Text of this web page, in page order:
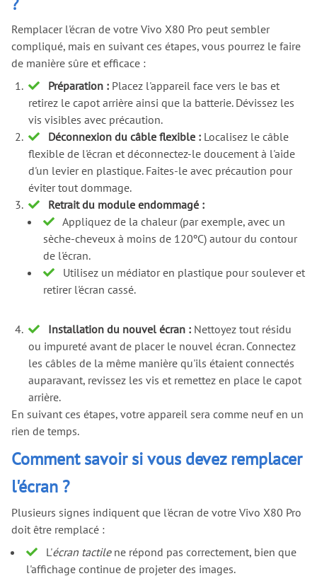
Remplacer l'écran de votre Vivo X80 Pro peut sembler
compliqué, mais en suivant ces étapes, vous pourrez le faire
de manière sûre et efficace :
Préparation : Placez l'appareil face vers le bas et
retirez le capot arrière ainsi que la batterie. Dévissez les
vis visibles avec précaution.
Déconnexion du câble flexible : Localisez le câble
flexible de l'écran et déconnectez-le doucement à l'aide
d'un levier en plastique. Faites-le avec précaution pour
éviter tout dommage.
Retrait du module endommagé :
Appliquez de la chaleur (par exemple, avec un
sèche-cheveux à moins de 120ºC) autour du contour
de l'écran.
Utilisez un médiator en plastique pour soulever et
retirer l'écran cassé.
Installation du nouvel écran : Nettoyez tout résidu
ou impureté avant de placer le nouvel écran. Connectez
les câbles de la même manière qu'ils étaient connectés
auparavant, revissez les vis et remettez en place le capot
arrière.
En suivant ces étapes, votre appareil sera comme neuf en un
rien de temps.
Comment savoir si vous devez remplacer
l'écran ?
Plusieurs signes indiquent que l'écran de votre Vivo X80 Pro
doit être remplacé :
L'écran tactilene répond pas correctement, bien que
l'affichage continue de projeter des images.